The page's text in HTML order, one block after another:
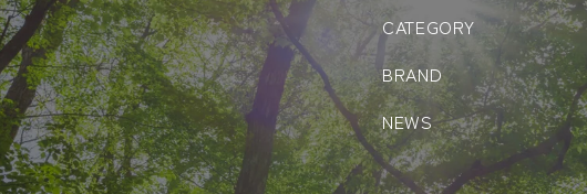
CATEGORY
BRAND
NEWS